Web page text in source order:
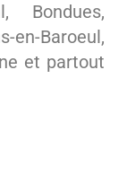
Bondues,
Baroeul,
et partout